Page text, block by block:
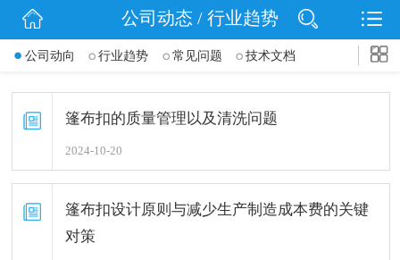
网站首页
公司动态
联系我们
公司动态 / 行业趋势
公司动向 行业趋势 常见问题 技术文档
篷布扣的质量管理以及清洗问题
2024-10-20
篷布扣设计原则与减少生产制造成本费的关键
对策